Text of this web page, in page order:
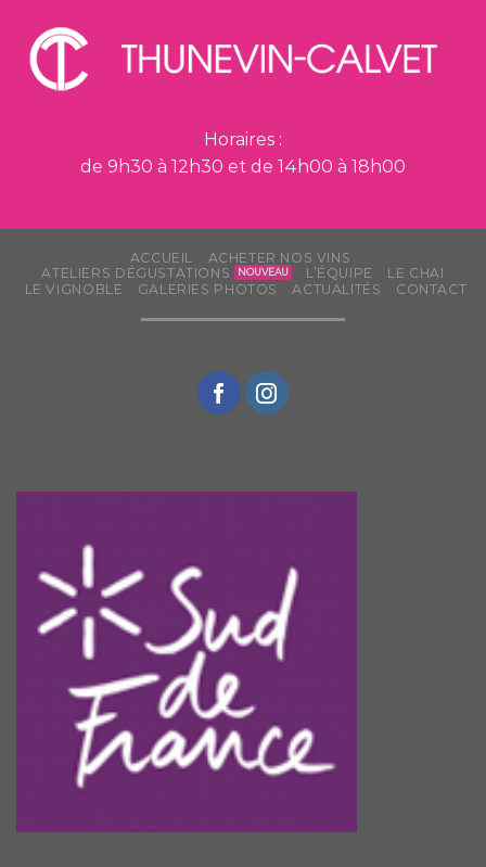
Horaires :
de 9h30 à 12h30 et de 14h00 à 18h00
ACCUEIL
ACHETER NOS VINS
ATELIERS DÉGUSTATIONS
L’ÉQUIPE
LE CHAI
LE VIGNOBLE
GALERIES PHOTOS ACTUALITÉS CONTACT